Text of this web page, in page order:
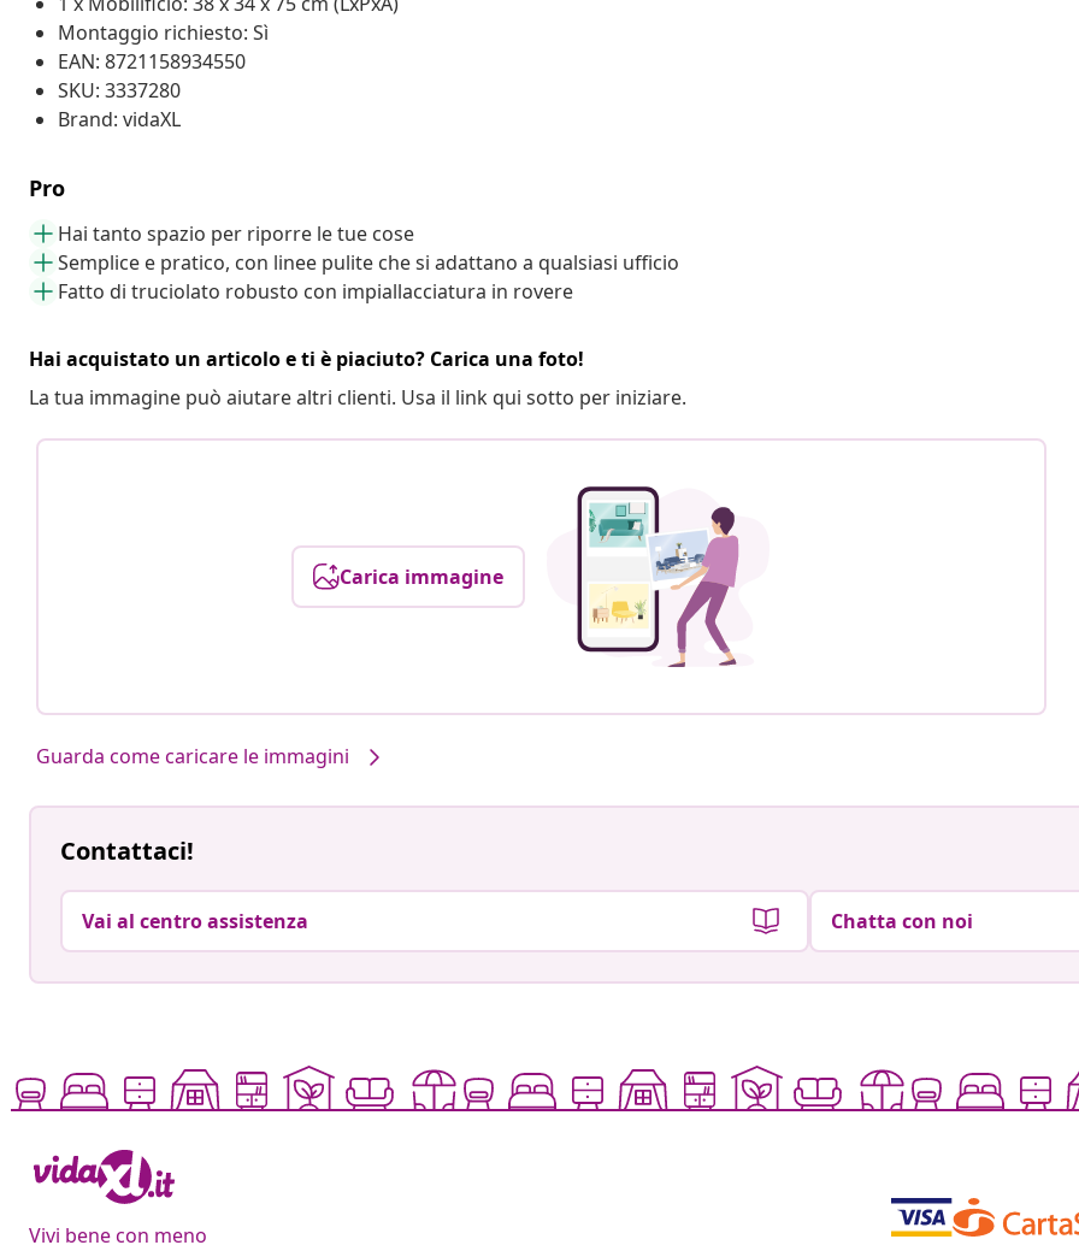
Montaggio richiesto: Sì
EAN: 8721158934550
SKU: 3337280
Brand: vidaXL
Pro
Hai tanto spazio per riporre le tue cose
Semplice e pratico, con linee pulite che si adattano a qualsiasi ufficio
Fatto di truciolato robusto con impiallacciatura in rovere
Hai acquistato un articolo e ti è piaciuto? Carica una foto!
La tua immagine può aiutare altri clienti. Usa il link qui sotto per iniziare.
Carica immagine
Guarda come caricare le immagini
Contattaci!
Vai al centro assistenza Chatta con noi
Vivi bene con meno